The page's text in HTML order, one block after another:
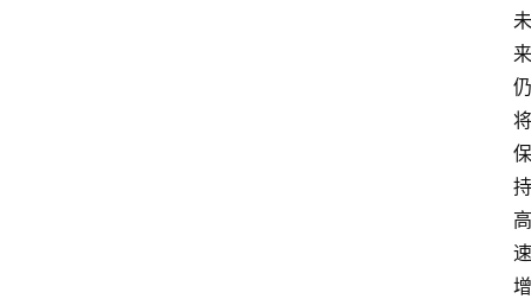
未
来
仍
将
保
持
高
速
增